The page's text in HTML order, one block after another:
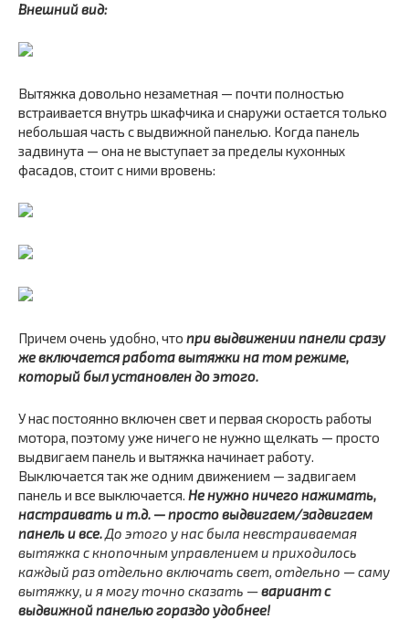
Внешний вид:
Вытяжка довольно незаметная — почти полностью
встраивается внутрь шкафчика и снаружи остается только
небольшая часть с выдвижной панелью. Когда панель
задвинута — она не выступает за пределы кухонных
фасадов, стоит с ними вровень:
Причем очень удобно, что при выдвижении панели сразу
же включается работа вытяжки на том режиме,
который был установлен до этого.
У нас постоянно включен свет и первая скорость работы
мотора, поэтому уже ничего не нужно щелкать — просто
выдвигаем панель и вытяжка начинает работу.
Выключается так же одним движением — задвигаем
панель и все выключается. Не нужно ничего нажимать,
настраивать и т.д. — просто выдвигаем/задвигаем
панель и все.До этого у нас была невстраиваемая
вытяжка с кнопочным управлением и приходилось
каждый раз отдельно включать свет, отдельно — саму
вытяжку, и я могу точно сказать —вариант с
выдвижной панелью гораздо удобнее!